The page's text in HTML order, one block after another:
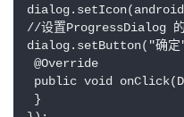
//设置ProgressDialog
dialog.setButton("确
@Override
public void
}